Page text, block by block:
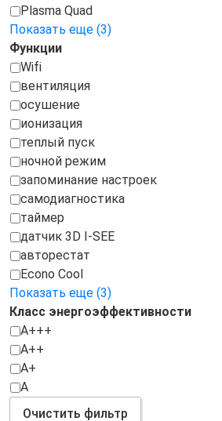
Plasma Quad
Показать еще (3)
Функции
Wifi
вентиляция
осушение
ионизация
теплый пуск
ночной режим
запоминание настроек
самодиагностика
таймер
датчик 3D I-SEE
авторестат
Econo Cool
Показать еще (3)
Класс энергоэффективности
A+++
A++
A+
A
Очистить фильтр